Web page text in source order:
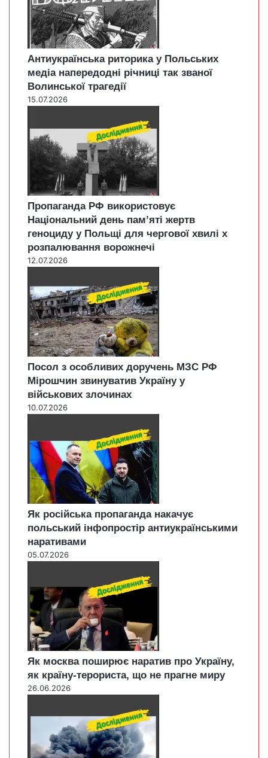
Антиукраїнська риторика у Польських
медіа напередодні річниці так званої
Волинської трагедії
15.07.2026
Пропаганда РФ використовує
Національний день пам’яті жертв
геноциду у Польщі для чергової хвилі х
розпалювання ворожнечі
12.07.2026
Посол з особливих доручень МЗС РФ
Мірошчин звинуватив Україну у
військових злочинах
10.07.2026
Як російська пропаганда накачує
польський інфопростір антиукраїнськими
наративами
05.07.2026
Як москва поширює наратив про Україну,
як країну-терориста, що не прагне миру
26.06.2026